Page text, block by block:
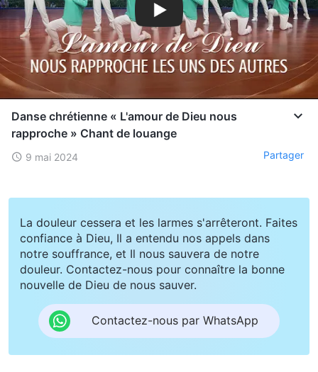
Danse chrétienne « L'amour de Dieu nous
rapproche » Chant de louange
9 mai 2024 Partager
La douleur cessera et les larmes s'arrêteront. Faites
confiance à Dieu, Il a entendu nos appels dans
notre souffrance, et Il nous sauvera de notre
douleur. Contactez-nous pour connaître la bonne
nouvelle de Dieu de nous sauver.
Contactez-nous par WhatsApp